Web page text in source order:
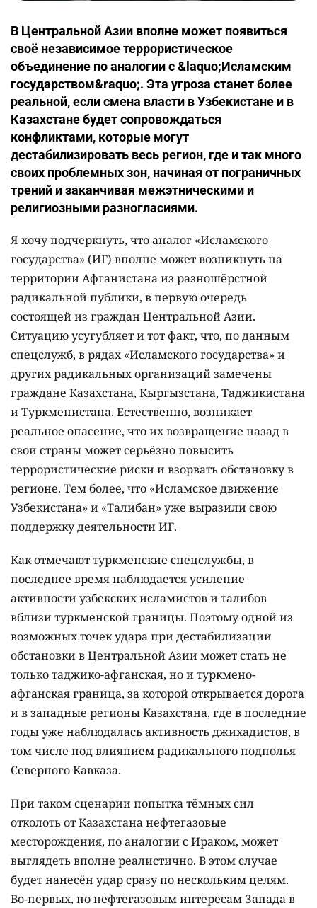
В Центральной Азии вполне может появиться
своё независимое террористическое
объединение по аналогии с &laquo;Исламским
государством&raquo;. Эта угроза станет более
реальной, если смена власти в Узбекистане и в
Казахстане будет сопровождаться
конфликтами, которые могут
дестабилизировать весь регион, где и так много
своих проблемных зон, начиная от пограничных
трений и заканчивая межэтническими и
религиозными разногласиями.
Я хочу подчеркнуть, что аналог «Исламского
государства» (ИГ) вполне может возникнуть на
территории Афганистана из разношёрстной
радикальной публики, в первую очередь
состоящей из граждан Центральной Азии.
Ситуацию усугубляет и тот факт, что, по данным
спецслужб, в рядах «Исламского государства» и
других радикальных организаций замечены
граждане Казахстана, Кыргызстана, Таджикистана
и Туркменистана. Естественно, возникает
реальное опасение, что их возвращение назад в
свои страны может серьёзно повысить
террористические риски и взорвать обстановку в
регионе. Тем более, что «Исламское движение
Узбекистана» и «Талибан» уже выразили свою
поддержку деятельности ИГ.
Как отмечают туркменские спецслужбы, в
последнее время наблюдается усиление
активности узбекских исламистов и талибов
вблизи туркменской границы. Поэтому одной из
возможных точек удара при дестабилизации
обстановки в Центральной Азии может стать не
только таджико-афганская, но и туркмено-
афганская граница, за которой открывается дорога
и в западные регионы Казахстана, где в последние
годы уже наблюдалась активность джихадистов, в
том числе под влиянием радикального подполья
Северного Кавказа.
При таком сценарии попытка тёмных сил
отколоть от Казахстана нефтегазовые
месторождения, по аналогии с Ираком, может
выглядеть вполне реалистично. В этом случае
будет нанесён удар сразу по нескольким целям.
Во-первых, по нефтегазовым интересам Запада в